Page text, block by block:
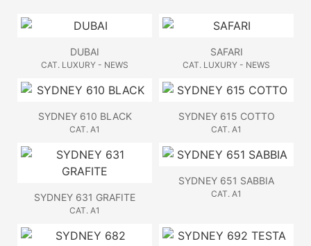
DUBAI
CAT. LUXURY - NEWS
SAFARI
CAT. LUXURY - NEWS
SYDNEY 610 BLACK
CAT. A1
SYDNEY 615 COTTO
CAT. A1
SYDNEY 631 GRAFITE
CAT. A1
SYDNEY 651 SABBIA
CAT. A1